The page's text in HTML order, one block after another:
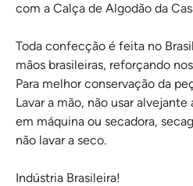
com a Calça de Algodão da
Toda confecção é feita no
mãos brasileiras, reforçando
Para melhor conservação da
Lavar a mão, não usar
em máquina ou secadora,
não lavar a seco.
Indústria Brasileira!